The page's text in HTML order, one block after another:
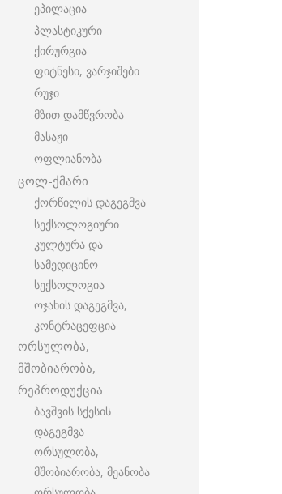
ეპილაცია
პლასტიკური
ქირურგია
ფიტნესი, ვარჯიშები
რუჯი
მზით დამწვრობა
მასაჟი
ოფლიანობა
ცოლ-ქმარი
ქორწილის დაგეგმვა
სექსოლოგიური
კულტურა და
სამედიცინო
სექსოლოგია
ოჯახის დაგეგმვა,
კონტრაცეფცია
ორსულობა,
მშობიარობა,
რეპროდუქცია
ბავშვის სქესის
დაგეგმვა
ორსულობა,
მშობიარობა, მეანობა